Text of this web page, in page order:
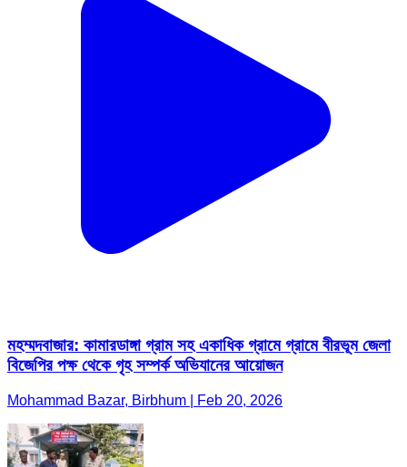
মহম্মদবাজার: কামারডাঙ্গা গ্রাম সহ একাধিক গ্রামে গ্রামে বীরভূম জেলা
বিজেপির পক্ষ থেকে গৃহ সম্পর্ক অভিযানের আয়োজন
Mohammad Bazar, Birbhum | Feb 20, 2026